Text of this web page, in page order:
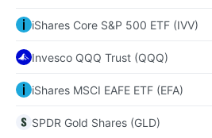
iShares Core S&P 500 ETF (IVV)
Invesco QQQ Trust (QQQ)
iShares MSCI EAFE ETF (EFA)
SPDR Gold Shares (GLD)